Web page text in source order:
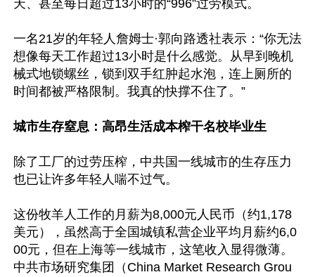
天、甚至每日超过13小时的“996”过劳模式。
一名21岁的年轻人詹姆士·郭向路透社表示：“你无法
想像每天工作超过13小时是什么感觉。从早到晚机
械式地锁螺丝，锁到双手红肿起水泡，连上厕所的
时间都被严格限制。我真的快撑不住了。”
城市生存窒息：高昂生活成本榨干名校毕业生
除了工厂的过劳压榨，中共国一线城市的生存压力
也已让许多年轻人喘不过气。
这份牧羊人工作的月薪为8,000元人民币（约1,178
美元），虽然高于全国城镇私营企业平均月薪约6,0
00元，但在上海等一线城市，这笔收入显得微薄。
中共市场研究集团（China Market Research Grou